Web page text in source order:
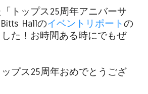
トップス25周年アニバーサ
Bitts Hallのイベントリポートの
た！お時間ある時にでもぜ
プス25周年おめでとうござ